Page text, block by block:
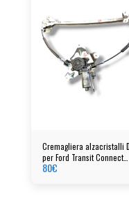
Cremagliera alzacristalli
per Ford Transit Connect
(02-013) cod: 996367100
80€